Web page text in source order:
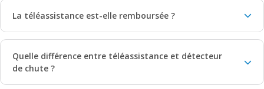
La téléassistance est-elle remboursée ?
Quelle différence entre téléassistance et détecteur
de chute ?